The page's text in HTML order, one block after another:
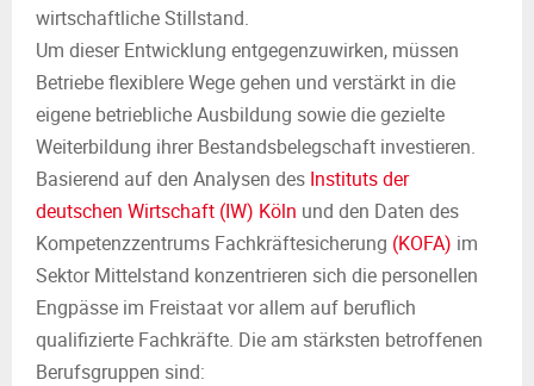
wirtschaftliche Stillstand.
Um dieser Entwicklung entgegenzuwirken, müssen
Betriebe flexiblere Wege gehen und verstärkt in die
eigene betriebliche Ausbildung sowie die gezielte
Weiterbildung ihrer Bestandsbelegschaft investieren.
Basierend auf den Analysen des Instituts der
deutschen Wirtschaft (IW) Köln und den Daten des
Kompetenzzentrums Fachkräftesicherung (KOFA) im
Sektor Mittelstand konzentrieren sich die personellen
Engpässe im Freistaat vor allem auf beruflich
qualifizierte Fachkräfte. Die am stärksten betroffenen
Berufsgruppen sind: